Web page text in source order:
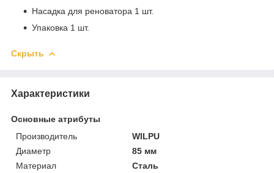
Насадка для реноватора 1 шт.
Упаковка 1 шт.
Скрыть
Характеристики
Основные атрибуты
Производитель
WILPU
Диаметр
85 мм
Материал
Сталь